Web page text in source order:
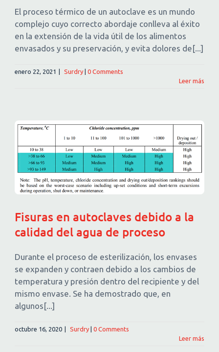
El proceso térmico de un autoclave es un mundo
complejo cuyo correcto abordaje conlleva al éxito
en la extensión de la vida útil de los alimentos
envasados y su preservación, y evita dolores de[...]
enero 22, 2021 | Surdry | 0 Comments
Leer más
Fisuras en autoclaves debido a la
calidad del agua de proceso
Durante el proceso de esterilización, los envases
se expanden y contraen debido a los cambios de
temperatura y presión dentro del recipiente y del
mismo envase. Se ha demostrado que, en
algunos[...]
octubre 16, 2020 | Surdry | 0 Comments
Leer más